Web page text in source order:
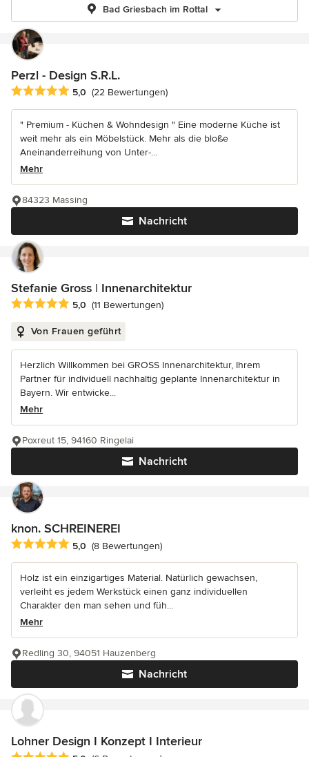
Bad Griesbach im Rottal
Perzl - Design S.R.L.
Durchschnittliche Bewertung: 5 von 5 Sternen
5,0 (22 Bewertungen)
" Premium - Küchen & Wohndesign " Eine moderne Küche ist
weit mehr als ein Möbelstück. Mehr als die bloße
Aneinanderreihung von Unter-...
Mehr
Nachricht
84323 Massing
Stefanie Gross | Innenarchitektur
Durchschnittliche Bewertung: 5 von 5 Sternen
5,0 (11 Bewertungen)
Von Frauen geführt
Herzlich Willkommen bei GROSS Innenarchitektur, Ihrem
Partner für individuell nachhaltig geplante Innenarchitektur in
Bayern. Wir entwicke...
Mehr
Nachricht
Poxreut 15, 94160 Ringelai
knon. SCHREINEREI
Durchschnittliche Bewertung: 5 von 5 Sternen
5,0 (8 Bewertungen)
Holz ist ein einzigartiges Material. Natürlich gewachsen,
verleiht es jedem Werkstück einen ganz individuellen
Charakter den man sehen und füh...
Mehr
Nachricht
Redling 30, 94051 Hauzenberg
Lohner Design I Konzept I Interieur